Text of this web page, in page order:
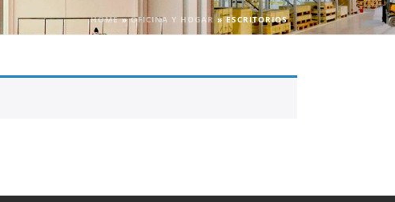
HOME»OFICINA Y HOGAR »ESCRITORIOS